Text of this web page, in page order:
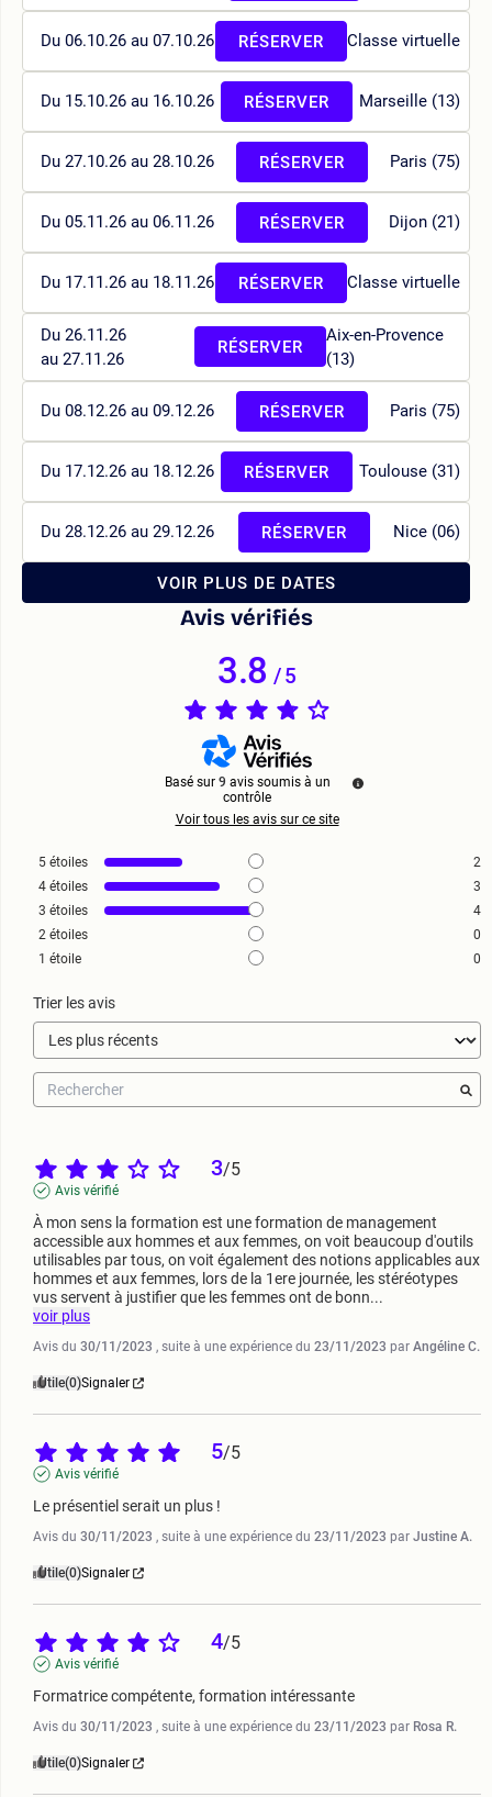
Du 06.10.26 au 07.10.26 Classe virtuelle
RÉSERVER
Du 15.10.26 au 16.10.26 Marseille (13)
RÉSERVER
Du 27.10.26 au 28.10.26 Paris (75)
RÉSERVER
Du 05.11.26 au 06.11.26 Dijon (21)
RÉSERVER
Du 17.11.26 au 18.11.26 Classe virtuelle
RÉSERVER
Du 26.11.26
au 27.11.26
Aix-en-Provence
(13)
RÉSERVER
Du 08.12.26 au 09.12.26 Paris (75)
RÉSERVER
Du 17.12.26 au 18.12.26 Toulouse (31)
RÉSERVER
Du 28.12.26 au 29.12.26 Nice (06)
RÉSERVER
VOIR PLUS DE DATES
Avis vérifiés
3.8/5
Basé sur 9 avis soumis à un
contrôle
Voir tous les avis sur ce site
5 étoiles
2
4 étoiles
3
3 étoiles
4
2 étoiles
0
1 étoile 0
Trier les avis
3/5
Avis vérifié
À mon sens la formation est une formation de management
accessible aux hommes et aux femmes, on voit beaucoup d'outils
utilisables par tous, on voit également des notions applicables aux
hommes et aux femmes, lors de la 1ere journée, les stéréotypes
vus servent à justifier que les femmes ont de bonn...
voir plus
Avis du 30/11/2023 , suite à une expérience du 23/11/2023 par Angéline C.
Utile(0)Signaler
5/5
Avis vérifié
Le présentiel serait un plus !
Avis du 30/11/2023 , suite à une expérience du 23/11/2023 par Justine A.
Utile(0)Signaler
4/5
Avis vérifié
Formatrice compétente, formation intéressante
Avis du 30/11/2023 , suite à une expérience du 23/11/2023 par Rosa R.
Utile(0)Signaler